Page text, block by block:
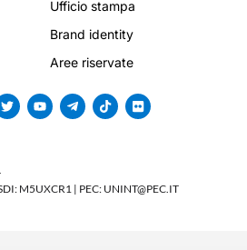
Ufficio stampa
Brand identity
Aree riservate
M5UXCR1 | PEC: UNINT@PEC.IT